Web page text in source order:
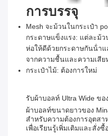
การบรรจุ
Mesh จะม้วนในกระเป๋า
กระดาษแข็งแรง: แต่ละม้ว
ห่อให้ดีด้วยกระดาษกันน้ํา
จากความชื้นและความเสีย
กระเป๋าไม้: ต้องการใหม่
รับผ้าบอลท์ Ultra Wide ข
ผ้าบอลท์ขนาดยาวของ
สําหรับความต้องการอุตส
เพื่อเรียนรู้เพิ่มเติมและสั่งซื้